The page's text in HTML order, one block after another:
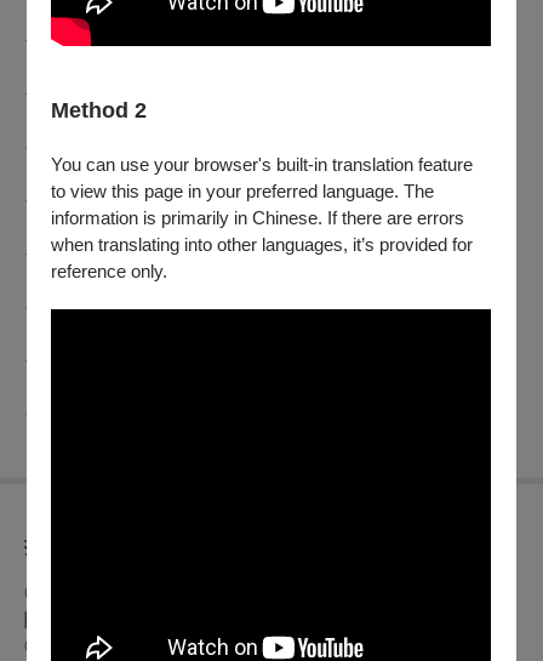
Method 2
You can use your browser's built-in translation feature
to view this page in your preferred language. The
information is primarily in Chinese. If there are errors
when translating into other languages, it’s provided for
reference only.
【聽古典音樂起笑】梁坤豪與搞笑同盟
★10/25(二)19:30
★10/27(四)19:30
【南管戲《郭華》選粹】〈買胭脂〉〈約會〉
★10/28(五)19:30
【繽紛40】鋼琴教授歡慶史克里亞賓150歲
★11/12(六)14:30
【海翁繪續–作曲家與小提琴家的音畫】
★11/13(日) 14:30
【現打･擊音II–擊現無極限】朱宗慶打擊樂團與現代音樂協會
★11/23(三)19:30
★12/03(六)19:30
★12/10(六)14:30
折扣方案
◎身心障礙人士及陪同者1名購票5折優待，入場時應出示身心
◎兩廳院-會員9折